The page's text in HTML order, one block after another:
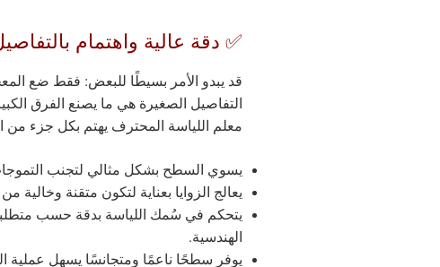
✅ دقة عالية واهتمام
قد يبدو الأمر بسيطًا للبعض: فقط ضع
التفاصيل الصغيرة هي ما يصنع الفرق
معلم اللياسة المحترف يهتم بكل جزء من
يسوي السطح بشكل مثالي لتجنب
يعالج الزوايا بعناية لتكون متقنة وخالية
يتحكم في سُمك اللياسة بدقة حسب
الهندسية.
يوفر سطحًا ناعمًا ومتجانسًا يسهل عملية